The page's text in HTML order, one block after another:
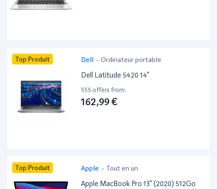
Top Produit Dell - Ordinateur portable
Dell Latitude 5420 14”
555 offers from:
162,99 €
Top Produit Apple - Tout en un
Apple MacBook Pro 13” (2020) 512Go